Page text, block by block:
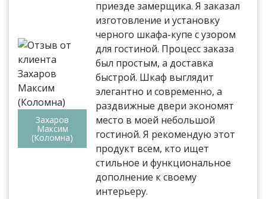
Захаров
Максим
(Коломна)
приезде замерщика. Я заказал
изготовление и установку
черного шкафа-купе с узором
для гостиной. Процесс заказа
был простым, а доставка
быстрой. Шкаф выглядит
элегантно и современно, а
раздвижные двери экономят
место в моей небольшой
гостиной. Я рекомендую этот
продукт всем, кто ищет
стильное и функциональное
дополнение к своему
интерьеру.